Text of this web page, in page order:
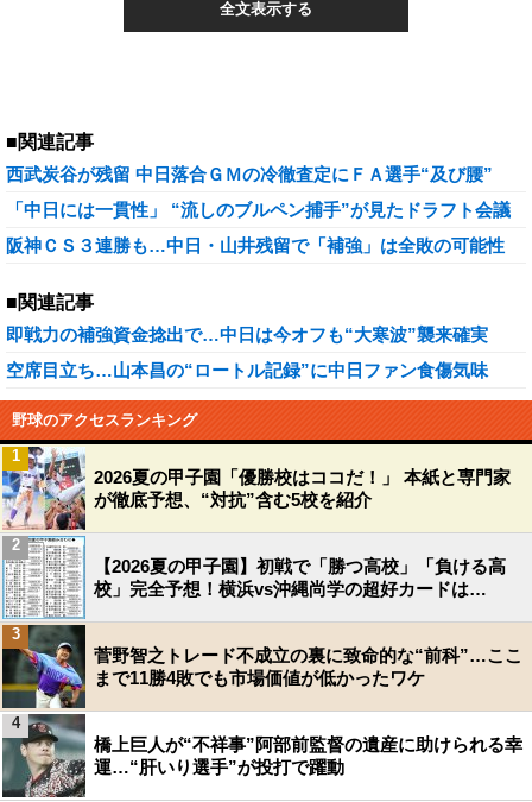
全文表示する
■関連記事
西武炭谷が残留 中日落合ＧＭの冷徹査定にＦＡ選手“及び腰”
「中日には一貫性」 “流しのブルペン捕手”が見たドラフト会議
阪神ＣＳ３連勝も…中日・山井残留で「補強」は全敗の可能性
■関連記事
即戦力の補強資金捻出で…中日は今オフも“大寒波”襲来確実
空席目立ち…山本昌の“ロートル記録”に中日ファン食傷気味
野球のアクセスランキング
2026夏の甲子園「優勝校はココだ！」 本紙と専門家
が徹底予想、“対抗”含む5校を紹介
1
【2026夏の甲子園】初戦で「勝つ高校」「負ける高
校」完全予想！横浜vs沖縄尚学の超好カードは…
2
菅野智之トレード不成立の裏に致命的な“前科”…ここ
まで11勝4敗でも市場価値が低かったワケ
3
橋上巨人が“不祥事”阿部前監督の遺産に助けられる幸
運…“肝いり選手”が投打で躍動
4